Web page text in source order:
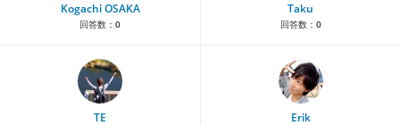
Kogachi OSAKA
回答数： 0
Taku
回答数： 0
TE Erik